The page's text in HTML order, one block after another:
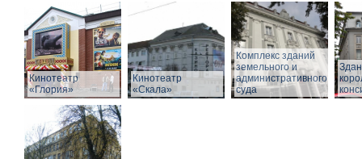
Кинотеатр
«Глория»
Кинотеатр
«Скала»
Комплекс зданий
земельного и
административного
суда